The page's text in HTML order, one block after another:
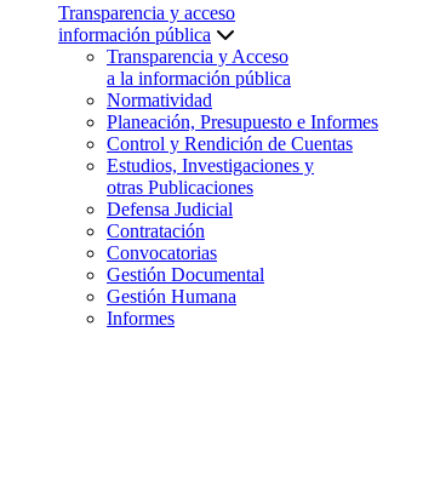
Transparencia y acceso
información pública
Transparencia y Acceso
a la información pública
Normatividad
Planeación, Presupuesto e Informes
Control y Rendición de Cuentas
Estudios, Investigaciones y
otras Publicaciones
Defensa Judicial
Contratación
Convocatorias
Gestión Documental
Gestión Humana
Informes